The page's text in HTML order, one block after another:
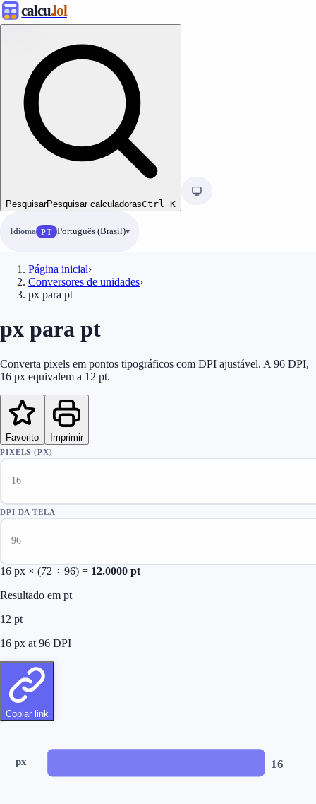
calcu.lol
PesquisarPesquisar calculadorasCtrl K
Idioma PT Português (Brasil)
Página inicial›
Conversores de unidades›
px para pt
px para pt
Converta pixels em pontos tipográficos com DPI ajustável. A 96 DPI,
16 px equivalem a 12 pt.
Favorito Imprimir
PIXELS (PX)
DPI DA TELA
16 px × (72 ÷ 96) = 12.0000 pt
Resultado em pt
12 pt
16 px at 96 DPI
Copiar link
px 16